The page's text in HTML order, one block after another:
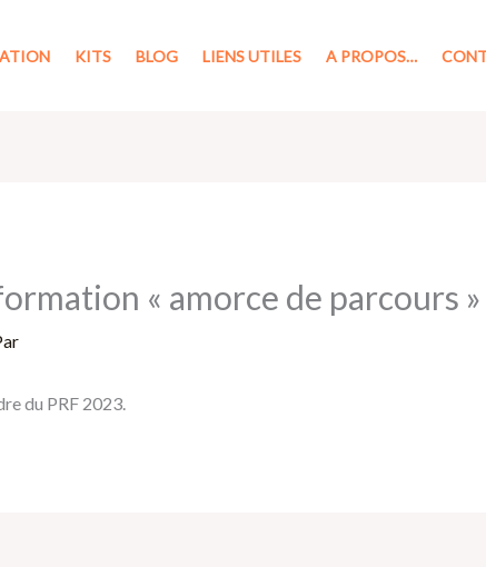
KITS BLOG LIENS UTILES A PROPOS…
« amorce de parcours »
du PRF 2023.